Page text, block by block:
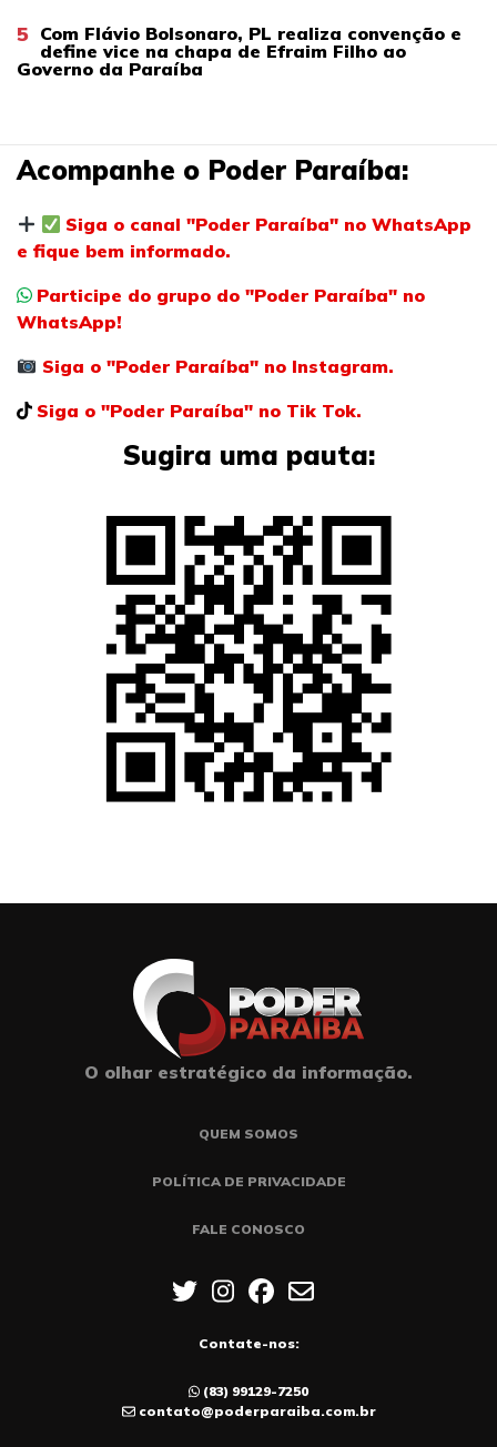
5 Com Flávio Bolsonaro, PL realiza convenção e
define vice na chapa de Efraim Filho ao
Governo da Paraíba
Acompanhe o Poder Paraíba:
Siga o canal "Poder Paraíba" no WhatsApp
e fique bem informado.
Participe do grupo do "Poder Paraíba" no
WhatsApp!
Siga o "Poder Paraíba" no Instagram.
Siga o "Poder Paraíba" no Tik Tok.
Sugira uma pauta:
O olhar estratégico da informação.
QUEM SOMOS
POLÍTICA DE PRIVACIDADE
FALE CONOSCO
Contate-nos:
(83) 99129-7250
contato@poderparaiba.com.br